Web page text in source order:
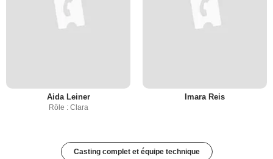
Aida Leiner
Rôle : Clara
Imara Reis
Casting complet et équipe technique